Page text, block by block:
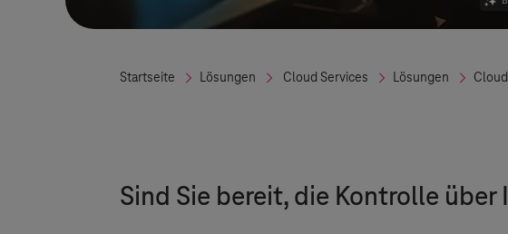
Startseite Lösungen Cloud Services Lösungen
Sind Sie bereit, die Kontrolle